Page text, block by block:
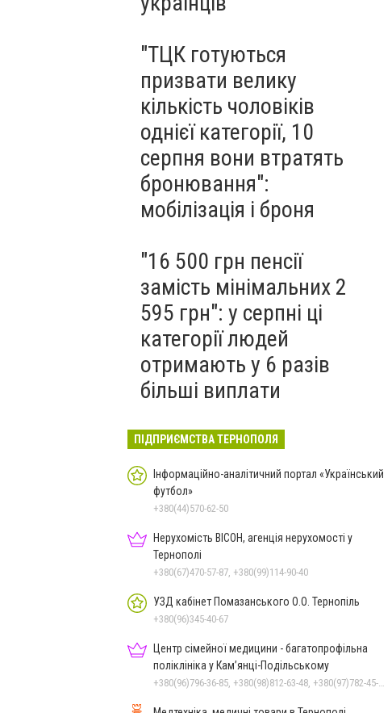
"ТЦК готуються
призвати велику
кількість чоловіків
однієї категорії, 10
серпня вони втратять
бронювання":
мобілізація і броня
"16 500 грн пенсії
замість мінімальних 2
595 грн": у серпні ці
категорії людей
отримають у 6 разів
більші виплати
ПІДПРИЄМСТВА ТЕРНОПОЛЯ
Інформаційно-аналітичний портал «Український
футбол»
+380(44)570-62-50
Нерухомість ВІСОН, агенція нерухомості у
Тернополі
+380(67)470-57-87, +380(99)114-90-40
УЗД кабінет Помазанського О.О. Тернопіль
+380(96)345-40-67
Центр сімейної медицини - багатопрофільна
поліклініка у Кам’янці-Подільському
+380(96)796-36-85, +380(98)812-63-48, +380(97)782-45-70